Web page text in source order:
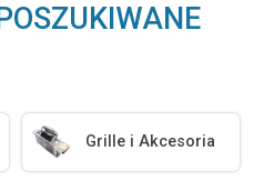
Grille i Akcesoria